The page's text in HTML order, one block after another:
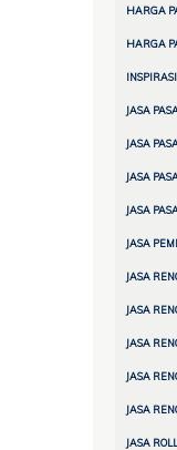
HARGA
HARGA
JASA
JASA
JASA
JASA
JASA
JASA
JASA
JASA
JASA
JASA
JASA